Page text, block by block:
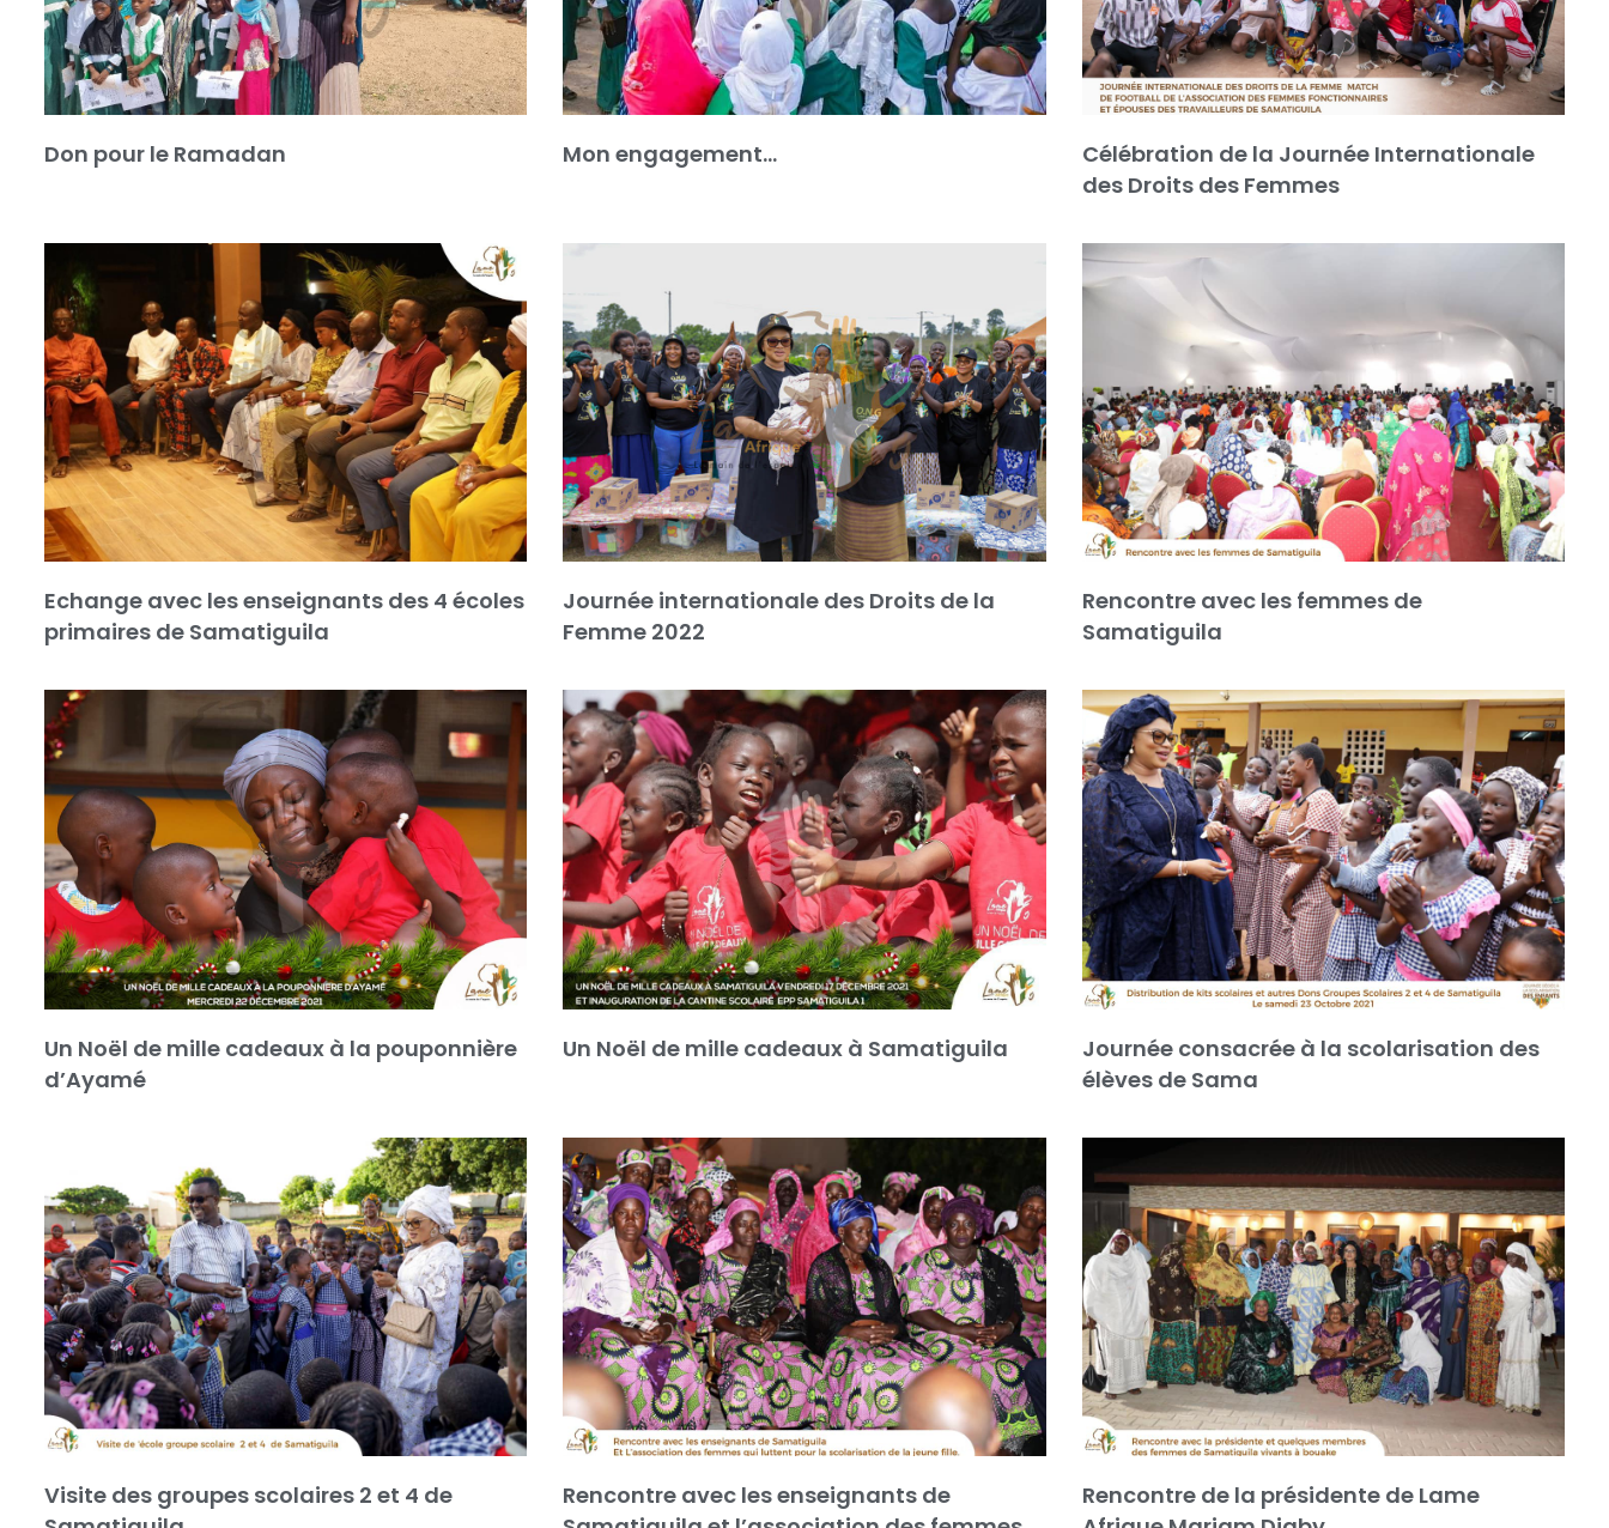
Don pour le Ramadan Mon engagement…
Célébration de la Journée Internationale
des Droits des Femmes
Echange avec les enseignants des 4 écoles
primaires de Samatiguila
Journée internationale des Droits de la
Femme 2022
Rencontre avec les femmes de
Samatiguila
Un Noël de mille cadeaux à la pouponnière
d’Ayamé
Un Noël de mille cadeaux à Samatiguila
Journée consacrée à la scolarisation des
élèves de Sama
Visite des groupes scolaires 2 et 4 de
Rencontre avec les enseignants de
Rencontre de la présidente de Lame